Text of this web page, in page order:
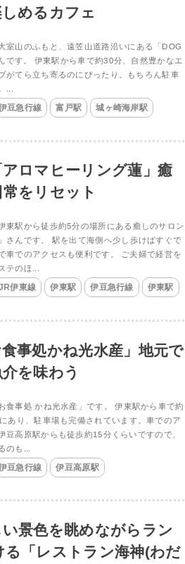
めるカフェ
室山のふもと、遠笠山道路沿いにある「DOG
です。 伊東駅から車で約30分、自然豊かなエ
がてら立ち寄るのにぴったり。もちろん駐車
...
豆急行線 富戸駅 城ヶ崎海岸駅
ロマヒーリング蓮」癒
をリセット
東駅から徒歩約5分の場所にある癒しのサロン
さんです。 駅を出て海側へ少し歩けばすぐで
車でのアクセスも便利です。 ご夫婦で経営を
テのほ...
伊東線 伊東駅 伊豆急行線 伊東駅
事処かね光水産」地元で
を味わう
食事処 かね光水産」です。 伊東駅から車で約
あり、駐車場も完備されています。車でのア
豆高原駅からも徒歩約15分くらいですので、
のも...
豆急行線 伊豆高原駅
景色を眺めながらラン
る「レストラン海神(わだ